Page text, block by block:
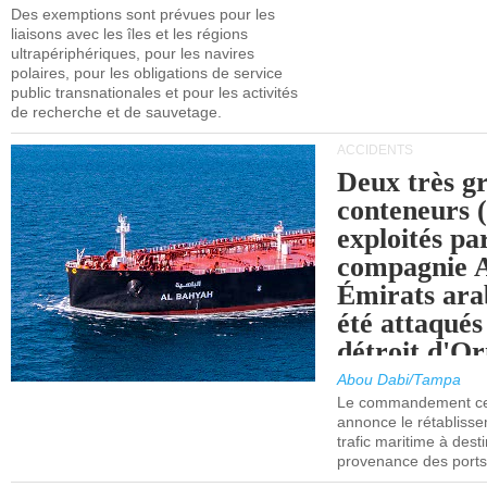
après 2030.
Des exemptions sont prévues pour les
liaisons avec les îles et les régions
ultrapériphériques, pour les navires
polaires, pour les obligations de service
public transnationales et pour les activités
de recherche et de sauvetage.
ACCIDENTS
Deux très
conteneurs
exploités
compagnie
Émirats
été
détroit
Abou Dabi/Tampa
Le commandement
annonce le
trafic maritime à
provenance des